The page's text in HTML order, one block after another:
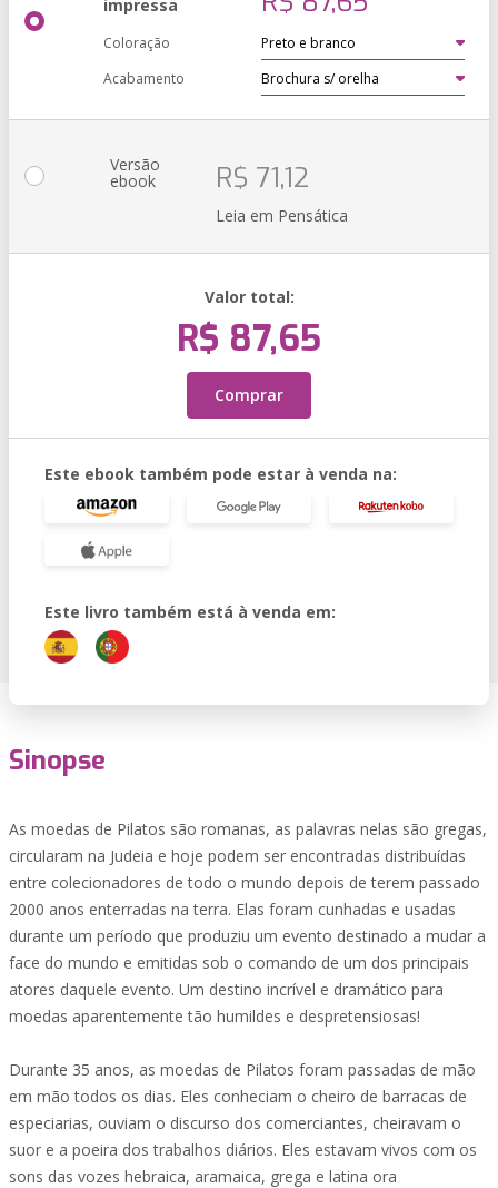
impressa
Coloração
Acabamento
Versão
ebook R$ 71,12
Leia em Pensática
Valor total:
R$ 87,65
Comprar
Este ebook também pode estar à venda na:
Este livro também está à venda em:
Sinopse
As moedas de Pilatos são romanas, as palavras nelas são gregas,
circularam na Judeia e hoje podem ser encontradas distribuídas
entre colecionadores de todo o mundo depois de terem passado
2000 anos enterradas na terra. Elas foram cunhadas e usadas
durante um período que produziu um evento destinado a mudar a
face do mundo e emitidas sob o comando de um dos principais
atores daquele evento. Um destino incrível e dramático para
moedas aparentemente tão humildes e despretensiosas!
Durante 35 anos, as moedas de Pilatos foram passadas de mão
em mão todos os dias. Eles conheciam o cheiro de barracas de
especiarias, ouviam o discurso dos comerciantes, cheiravam o
suor e a poeira dos trabalhos diários. Eles estavam vivos com os
sons das vozes hebraica, aramaica, grega e latina ora